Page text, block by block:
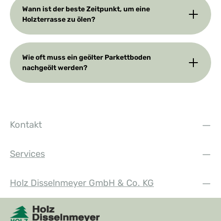
Wann ist der beste Zeitpunkt, um eine
Holzterrasse zu ölen?
Wie oft muss ein geölter Parkettboden
nachgeölt werden?
Kontakt
Services
Holz Disselnmeyer GmbH & Co. KG